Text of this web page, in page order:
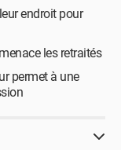
endroit pour
les retraités
permet à une